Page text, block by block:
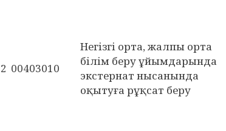
2 00403010
Негізгі орта, жалпы орта
білім беру ұйымдарында
экстернат нысанында
оқытуға рұқсат беру